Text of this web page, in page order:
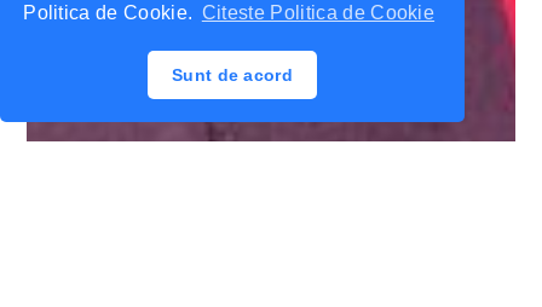
Politica de Cookie. Citeste Politica de Cookie
Sunt de acord